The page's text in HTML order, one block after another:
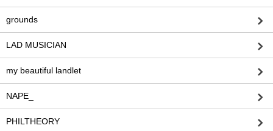
grounds
LAD MUSICIAN
my beautiful landlet
NAPE_
PHILTHEORY